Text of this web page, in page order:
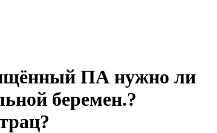
ПА нужно ли
беремен.?